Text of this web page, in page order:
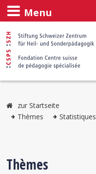
Menu
zur Startseite
Thèmes
Statistiques
Thèmes